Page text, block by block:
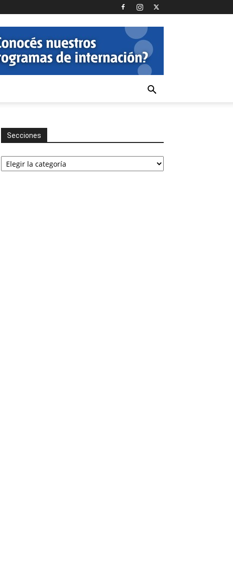
Secciones
Secciones